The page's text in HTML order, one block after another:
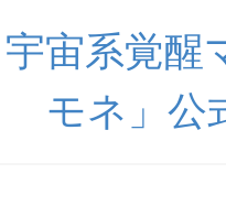
宇宙系覚醒
モネ」公